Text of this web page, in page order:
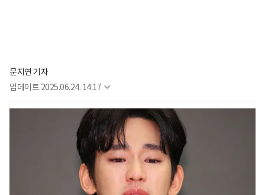
문지연 기자
업데이트 2025.06.24. 14:17